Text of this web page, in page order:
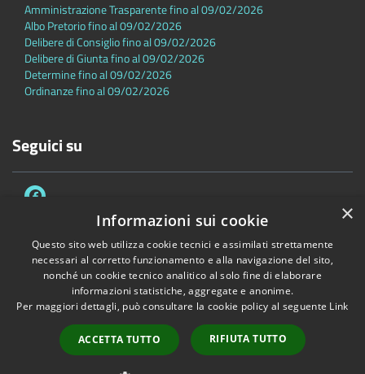
Amministrazione Trasparente fino al 09/02/2026
Albo Pretorio fino al 09/02/2026
Delibere di Consiglio fino al 09/02/2026
Delibere di Giunta fino al 09/02/2026
Determine fino al 09/02/2026
Ordinanze fino al 09/02/2026
Seguici su
Accessibilità Privacy Cookie
Mappa del sito
Dichiarazione di accessibilità
Copyright © 2026 • Comune di Sambuca Pistoiese • Powered by
Municipium
•Accesso redazione
×
Informazioni sui cookie
Questo sito web utilizza cookie tecnici e assimilati strettamente
necessari al corretto funzionamento e alla navigazione del sito,
nonché un cookie tecnico analitico al solo fine di elaborare
informazioni statistiche, aggregate e anonime.
Per maggiori dettagli, può consultare la cookie policy al seguente Link
ACCETTA TUTTO RIFIUTA TUTTO